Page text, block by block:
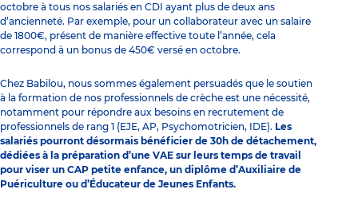
octobre à tous nos salariés en CDI ayant plus de deux ans
d’ancienneté. Par exemple, pour un collaborateur avec un salaire
de 1800€, présent de manière effective toute l’année, cela
correspond à un bonus de 450€ versé en octobre.
Chez Babilou, nous sommes également persuadés que le soutien
à la formation de nos professionnels de crèche est une nécessité,
notamment pour répondre aux besoins en recrutement de
professionnels de rang 1 (EJE, AP, Psychomotricien, IDE). Les
salariés pourront désormais bénéficier de 30h de détachement,
dédiées à la préparation d’une VAE sur leurs temps de travail
pour viser un CAP petite enfance, un diplôme d’Auxiliaire de
Puériculture ou d’Éducateur de Jeunes Enfants.